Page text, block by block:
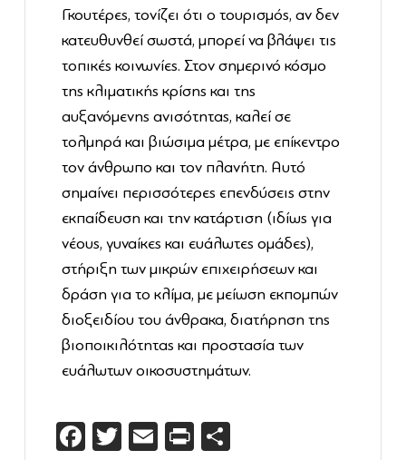
Γκουτέρες, τονίζει ότι ο τουρισμός, αν δεν
κατευθυνθεί σωστά, μπορεί να βλάψει τις
τοπικές κοινωνίες. Στον σημερινό κόσμο
της κλιματικής κρίσης και της
αυξανόμενης ανισότητας, καλεί σε
τολμηρά και βιώσιμα μέτρα, με επίκεντρο
τον άνθρωπο και τον πλανήτη. Αυτό
σημαίνει περισσότερες επενδύσεις στην
εκπαίδευση και την κατάρτιση (ιδίως για
νέους, γυναίκες και ευάλωτες ομάδες),
στήριξη των μικρών επιχειρήσεων και
δράση για το κλίμα, με μείωση εκπομπών
διοξειδίου του άνθρακα, διατήρηση της
βιοποικιλότητας και προστασία των
ευάλωτων οικοσυστημάτων.
Facebook
Twitter
EmailPrintFriendly